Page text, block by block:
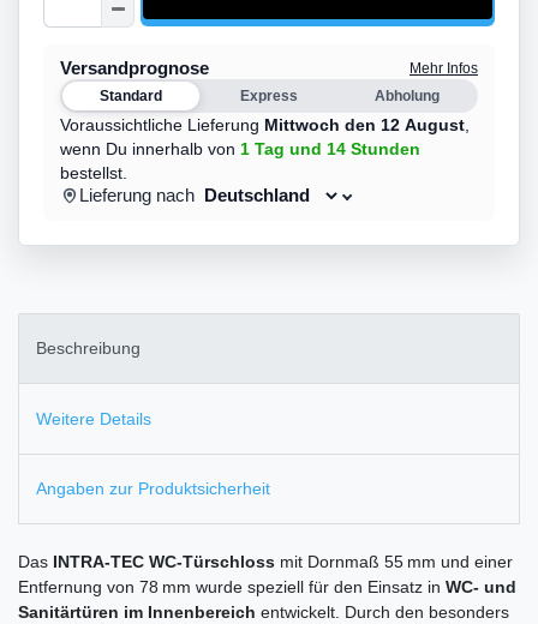
Versandprognose
Mehr Infos
Standard
Express Abholung
Voraussichtliche Lieferung Mittwoch den 12 August
wenn Du innerhalb von 1 Tag und 14 Stunden
bestellst.
Lieferung nach
Beschreibung
Weitere Details
Angaben zur Produktsicherheit
Das INTRA-TEC WC-Türschloss mit Dornmaß 55 mm und einer
Entfernung von 78 mm wurde speziell für den Einsatz in WC- und
Sanitärtüren im Innenbereich entwickelt. Durch den besonders